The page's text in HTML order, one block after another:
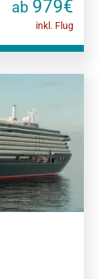
ab979€
inkl. Flug